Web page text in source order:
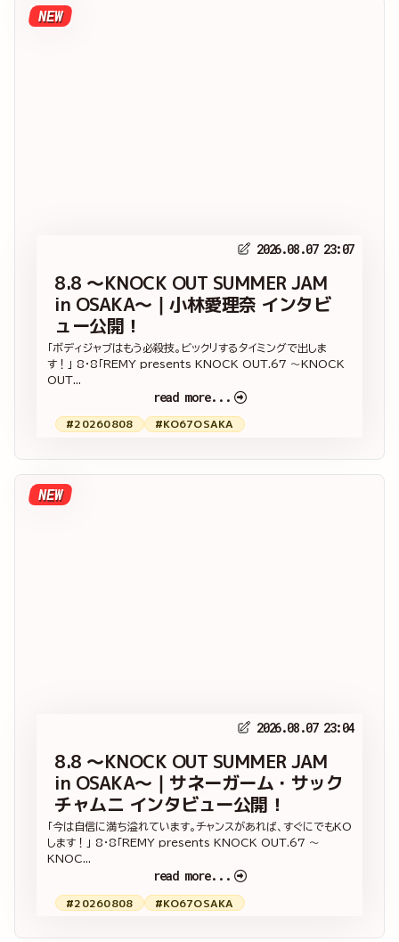
NEW
2026.08.07 23:07
8.8 ～KNOCK OUT SUMMER JAM
in OSAKA～｜小林愛理奈 インタビ
ュー公開！
「ボディジャブはもう必殺技。ビックリするタイミングで出しま
す！」 8・8「REMY presents KNOCK OUT.67 ～KNOCK
OUT...
read more...
#20260808 #KO67OSAKA
NEW
2026.08.07 23:04
8.8 ～KNOCK OUT SUMMER JAM
in OSAKA～｜サネーガーム・サック
チャムニ インタビュー公開！
「今は自信に満ち溢れています。チャンスがあれば、すぐにでもKO
します！」 8・8「REMY presents KNOCK OUT.67 ～
KNOC...
read more...
#20260808 #KO67OSAKA